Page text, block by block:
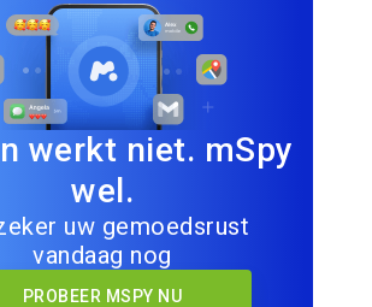
werkt niet. mSpy
wel.
uw gemoedsrust
vandaag nog
PROBEER MSPY NU